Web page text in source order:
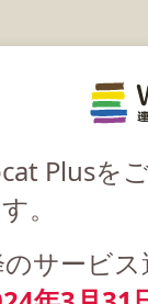
Plusを
。
サービ